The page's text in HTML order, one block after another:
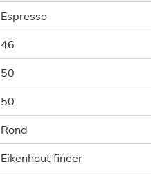
Espresso
46
50
50
Rond
Eikenhout fineer